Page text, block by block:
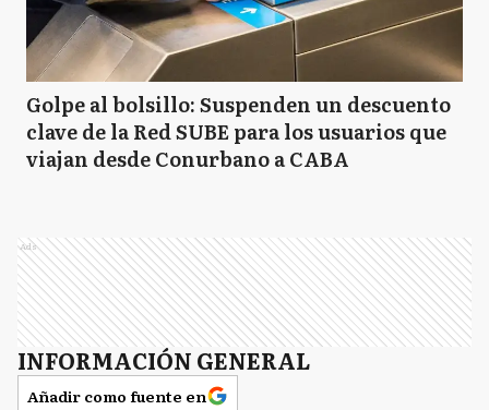
Golpe al bolsillo: Suspenden un descuento
clave de la Red SUBE para los usuarios que
viajan desde Conurbano a CABA
Ads
INFORMACIÓN GENERAL
Añadir como fuente en